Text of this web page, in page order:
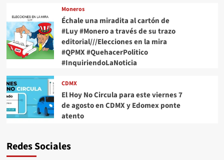
Moneros
Échale una miradita al cartón de
#Luy #Monero a través de su trazo
editorial///Elecciones en la mira
#QPMX #QuehacerPolitico
#InquiriendoLaNoticia
CDMX
El Hoy No Circula para este viernes 7
de agosto en CDMX y Edomex ponte
atento
Redes Sociales